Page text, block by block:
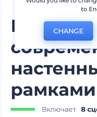
Мокапы c
рамками
Включает 8
to
CHANGE